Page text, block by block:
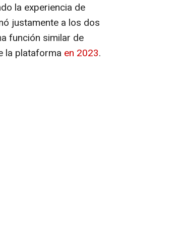
la experiencia de
justamente a los dos
función similar de
la plataforma en 2023.